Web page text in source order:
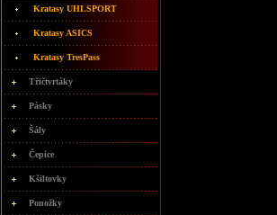
Kratasy UHLSPORT
Kratasy ASICS
Kratasy TresPass
Třičtvrtáky
Pásky
Šály
Čepice
Kšiltovky
Ponožky